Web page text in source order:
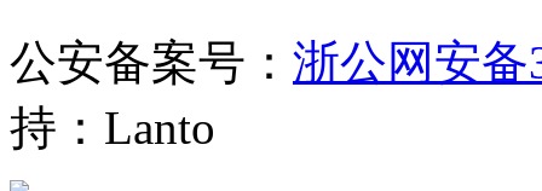
公安备案号： 浙公网安备
持：Lanto